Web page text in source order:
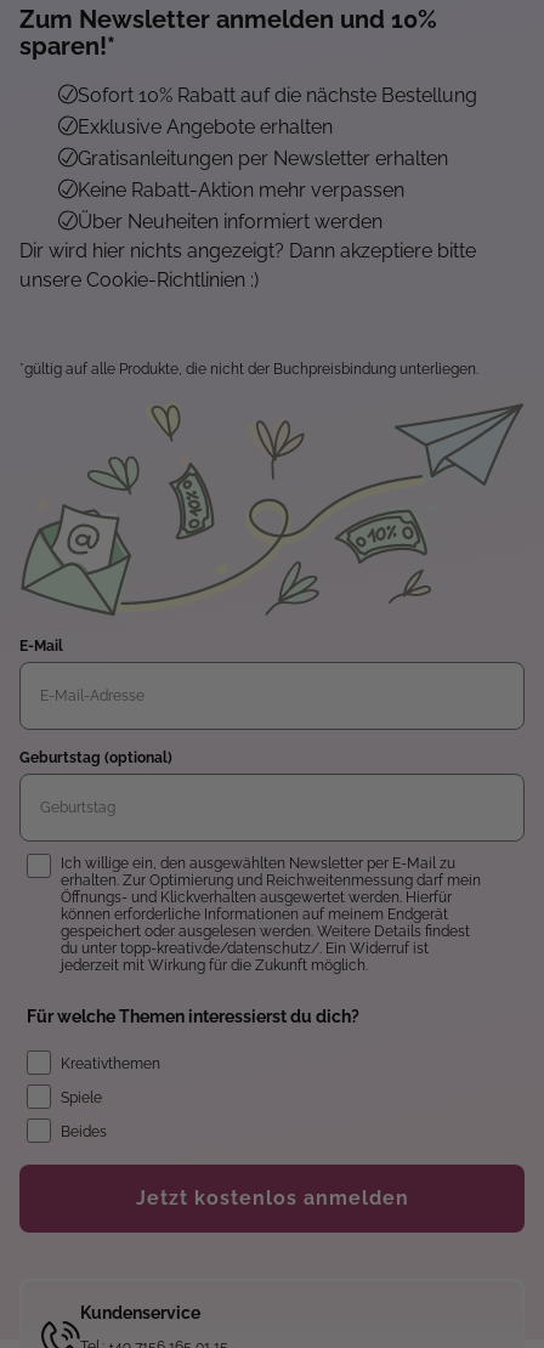
Zum Newsletter anmelden und 10%
sparen!*
Sofort 10% Rabatt auf die nächste Bestellung
Exklusive Angebote erhalten
Gratisanleitungen per Newsletter erhalten
Keine Rabatt-Aktion mehr verpassen
Über Neuheiten informiert werden
Dir wird hier nichts angezeigt? Dann akzeptiere bitte
unsere Cookie-Richtlinien :)
*gültig auf alle Produkte, die nicht der Buchpreisbindung unterliegen.
E-Mail
Geburtstag (optional)
Einwilligung
Ich willige ein, den ausgewählten Newsletter per E-Mail zu
erhalten. Zur Optimierung und Reichweitenmessung darf mein
Öffnungs- und Klickverhalten ausgewertet werden. Hierfür
können erforderliche Informationen auf meinem Endgerät
gespeichert oder ausgelesen werden. Weitere Details findest
du unter topp-kreativ.de/datenschutz/. Ein Widerruf ist
jederzeit mit Wirkung für die Zukunft möglich.
Für welche Themen interessierst du dich?
Kreativthemen
Spiele
Beides
Jetzt kostenlos anmelden
Kundenservice